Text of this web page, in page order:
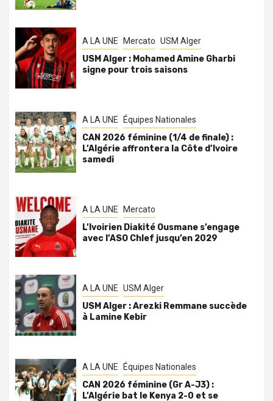
A LA UNE Mercato USM Alger
USM Alger : Mohamed Amine Gharbi
signe pour trois saisons
A LA UNE Équipes Nationales
CAN 2026 féminine (1/4 de finale) :
L’Algérie affrontera la Côte d’Ivoire
samedi
A LA UNE Mercato
L’Ivoirien Diakité Ousmane s’engage
avec l’ASO Chlef jusqu’en 2029
A LA UNE USM Alger
USM Alger : Arezki Remmane succède
à Lamine Kebir
A LA UNE Équipes Nationales
CAN 2026 féminine (Gr A-J3) :
L’Algérie bat le Kenya 2-0 et se